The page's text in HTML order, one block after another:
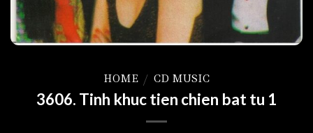
HOME / CD MUSIC
3606. Tinh khuc tien chien bat tu 1